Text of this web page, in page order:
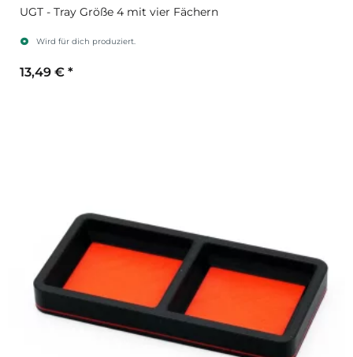
UGT - Tray Größe 4 mit vier Fächern
Wird für dich produziert.
13,49 € *